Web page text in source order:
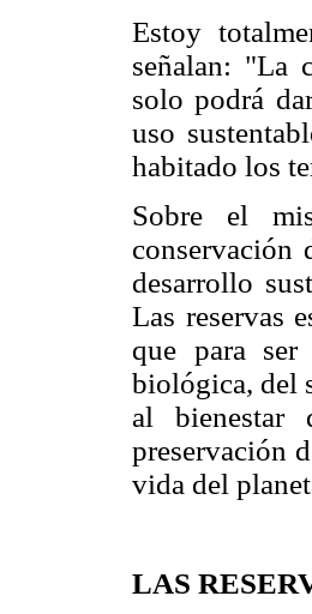
Estoy
señalan: "La
solo podrá
uso
habitado los
Sobre el
conservación
desarrollo
Las reservas
que para ser
biológica, del
al bienestar
preservación
vida del
LAS